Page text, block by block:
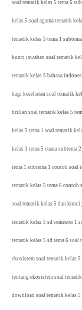
soal tematik kelas 5 tema 6
kelas 5 soal agama tematik
tematik kelas 5 tema 1
kunci jawaban soal tematik
tematik kelas 5 bahasa
bagi kesehatan soal tematik
brilian soal tematik kelas 5
kelas 5 tema 1 soal tematik
kelas 3 tema 5 cuaca subtema
tema 1 subtema 1 contoh soal
tematik kelas 5 tema 6 contoh
soal tematik kelas 5 dan kunci
tematik kelas 5 sd semester 1
tematik kelas 5 sd tema 6 soal
ekosistem soal tematik kelas
tentang ekosistem soal
download soal tematik kelas